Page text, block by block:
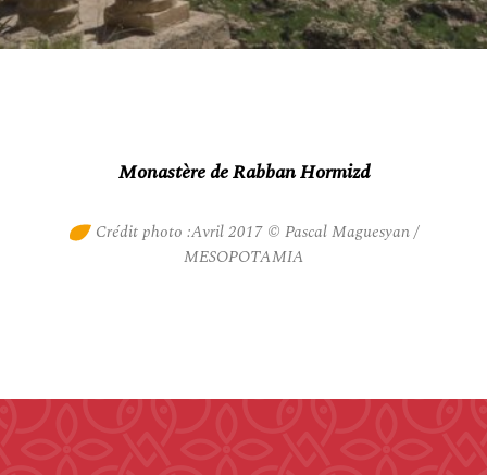
Monastère de Rabban Hormizd
Crédit photo :Avril 2017 © Pascal Maguesyan /
MESOPOTAMIA